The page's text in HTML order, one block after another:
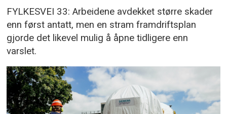
FYLKESVEI 33: Arbeidene avdekket større skader
enn først antatt, men en stram framdriftsplan
gjorde det likevel mulig å åpne tidligere enn
varslet.